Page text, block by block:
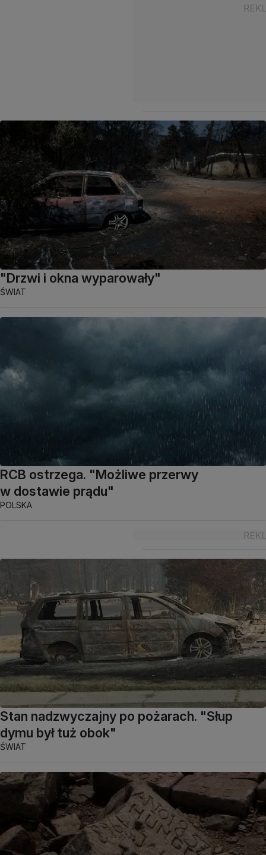
"Drzwi i okna wyparowały"
ŚWIAT
RCB ostrzega. "Możliwe przerwy
w dostawie prądu"
POLSKA
Stan nadzwyczajny po pożarach. "Słup
dymu był tuż obok"
ŚWIAT